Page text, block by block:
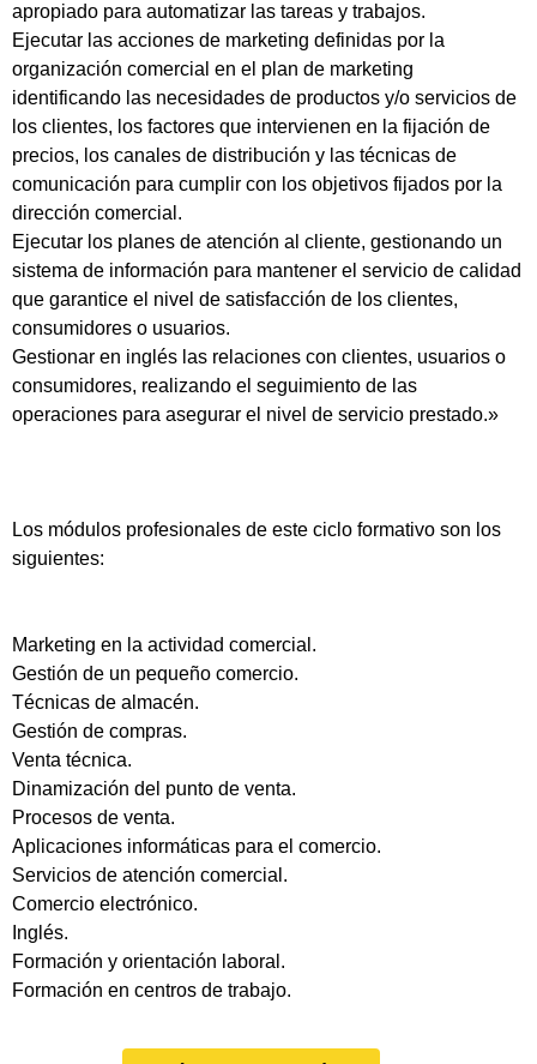
apropiado para automatizar las tareas y trabajos.
Ejecutar las acciones de marketing definidas por la
organización comercial en el plan de marketing
identificando las necesidades de productos y/o servicios de
los clientes, los factores que intervienen en la fijación de
precios, los canales de distribución y las técnicas de
comunicación para cumplir con los objetivos fijados por la
dirección comercial.
Ejecutar los planes de atención al cliente, gestionando un
sistema de información para mantener el servicio de calidad
que garantice el nivel de satisfacción de los clientes,
consumidores o usuarios.
Gestionar en inglés las relaciones con clientes, usuarios o
consumidores, realizando el seguimiento de las
operaciones para asegurar el nivel de servicio prestado.»
Los módulos profesionales de este ciclo formativo son los
siguientes:
Marketing en la actividad comercial.
Gestión de un pequeño comercio.
Técnicas de almacén.
Gestión de compras.
Venta técnica.
Dinamización del punto de venta.
Procesos de venta.
Aplicaciones informáticas para el comercio.
Servicios de atención comercial.
Comercio electrónico.
Inglés.
Formación y orientación laboral.
Formación en centros de trabajo.